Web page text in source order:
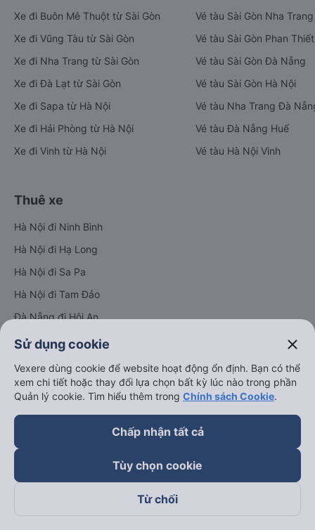
Xe đi Buôn Mê Thuột từ Sài Gòn
Xe đi Vũng Tàu từ Sài Gòn
Xe đi Nha Trang từ Sài Gòn
Xe đi Đà Lạt từ Sài Gòn
Xe đi Sapa từ Hà Nội
Xe đi Hải Phòng từ Hà Nội
Xe đi Vinh từ Hà Nội
Vé tàu Sài Gòn Nha Trang
Vé tàu Sài Gòn Phan Thiết
Vé tàu Sài Gòn Đà Nẵng
Vé tàu Sài Gòn Hà Nội
Vé tàu Nha Trang Đà
Vé tàu Đà Nẵng Huế
Vé tàu Hà Nội Vinh
Thuê xe
Hà Nội đi Ninh Bình
Hà Nội đi Hạ Long
Hà Nội đi Sa Pa
Hà Nội đi Tam Đảo
Đà Nẵng đi Hội An
Đà Nẵng đi Huế
Hải Phòng đi Hà Nội
Xem tất cả tuyến đường
Sử dụng cookie close
Vexere dùng cookie để website hoạt động ổn định. Bạn có thể
xem chi tiết hoặc thay đổi lựa chọn bất kỳ lúc nào trong phần
Quản lý cookie. Tìm hiểu thêm trong Chính sách Cookie.
Chấp nhận tất cả
Tùy chọn cookie
Từ chối